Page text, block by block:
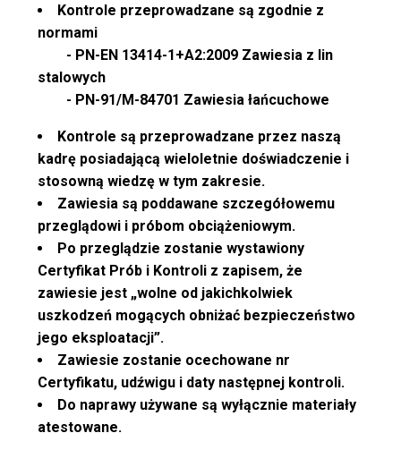
Kontrole przeprowadzane są zgodnie z
normami
- PN-EN 13414-1+A2:2009 Zawiesia z lin
stalowych
- PN-91/M-84701 Zawiesia łańcuchowe
Kontrole są przeprowadzane przez naszą
kadrę posiadającą wieloletnie doświadczenie i
stosowną wiedzę w tym zakresie.
Zawiesia są poddawane szczegółowemu
przeglądowi i próbom obciążeniowym.
Po przeglądzie zostanie wystawiony
Certyfikat Prób i Kontroli z zapisem, że
zawiesie jest „wolne od jakichkolwiek
uszkodzeń mogących obniżać bezpieczeństwo
jego eksploatacji”.
Zawiesie zostanie ocechowane nr
Certyfikatu, udźwigu i daty następnej kontroli.
Do naprawy używane są wyłącznie materiały
atestowane.